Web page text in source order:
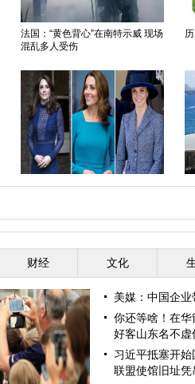
法国：“黄色背心”在南特示威 现场
混乱多人受伤
凯特王妃到底有多少件蓝色衣服？
财经 文化
美媒：中国企
你还等啥！在
好客山东名不虚
习近平抵塞开
联盟使馆旧址凭